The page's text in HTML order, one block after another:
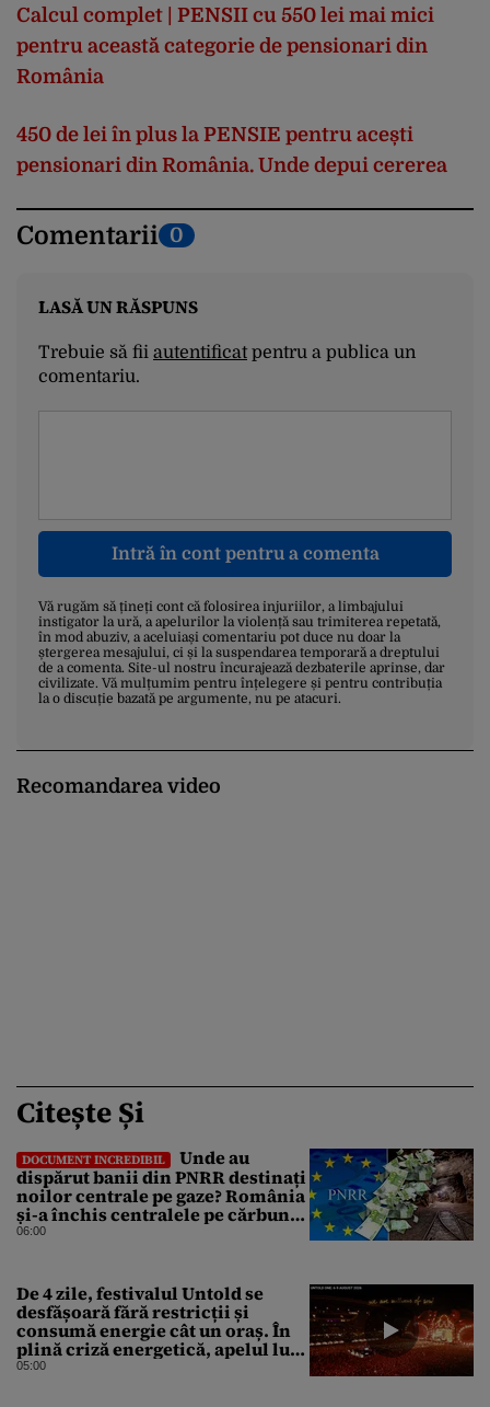
Calcul complet | PENSII cu 550 lei mai mici
pentru această categorie de pensionari din
România
450 de lei în plus la PENSIE pentru acești
pensionari din România. Unde depui cererea
Comentarii 0
LASĂ UN RĂSPUNS
Trebuie să fii autentificatpentru a publica un
comentariu.
Intră în cont pentru a comenta
Vă rugăm să țineți cont că folosirea injuriilor, a limbajului
instigator la ură, a apelurilor la violență sau trimiterea repetată,
în mod abuziv, a aceluiași comentariu pot duce nu doar la
ștergerea mesajului, ci și la suspendarea temporară a dreptului
de a comenta. Site-ul nostru încurajează dezbaterile aprinse, dar
civilizate. Vă mulțumim pentru înțelegere și pentru contribuția
la o discuție bazată pe argumente, nu pe atacuri.
Recomandarea video
Citește Și
DOCUMENT INCREDIBIL
Unde au
dispărut banii din PNRR destinați
noilor centrale pe gaze? România
și-a închis centralele pe cărbune
în ritm galopant, dar nu a pus
06:00
De 4 zile, festivalul Untold se
desfășoară fără restricții și
consumă energie cât un oraș. În
plină criză energetică, apelul lui
Bolojan de economisire a
05:00